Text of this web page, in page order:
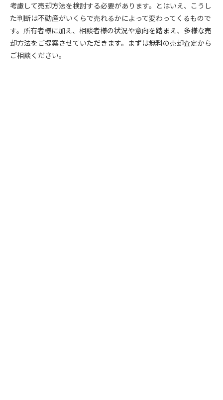
考慮して売却方法を検討する必要があります。とはいえ、こうし
た判断は不動産がいくらで売れるかによって変わってくるもので
す。所有者様に加え、相談者様の状況や意向を踏まえ、多様な売
却方法をご提案させていただきます。まずは無料の売却査定から
ご相談ください。